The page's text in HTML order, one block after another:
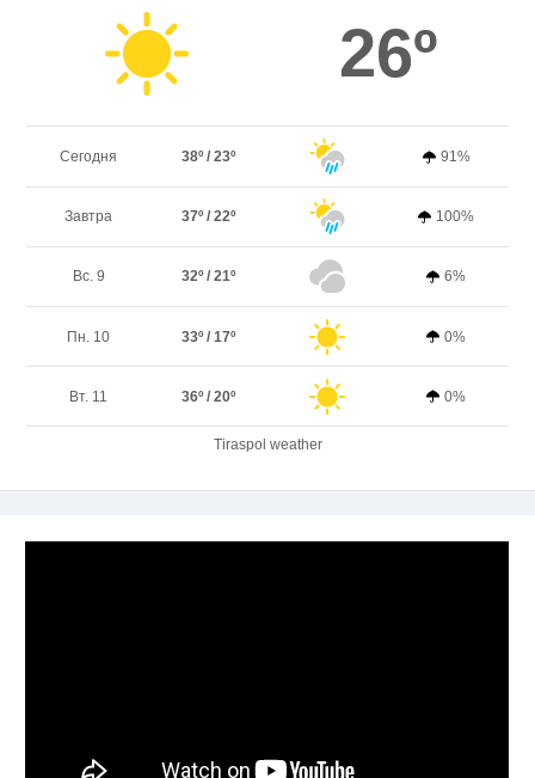
26º
Сегодня 38º / 23º 91%
Завтра 37º / 22º 100%
Вс. 9 32º / 21º 6%
Пн. 10 33º / 17º 0%
Вт. 11 36º / 20º 0%
Tiraspol weather